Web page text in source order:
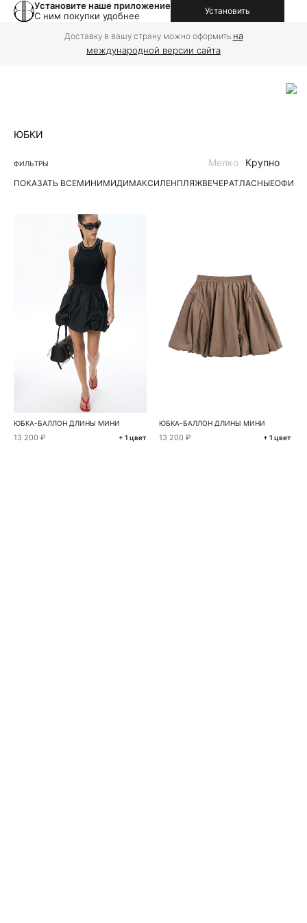
Установите наше приложение
С ним покупки удобнее
Установить
Доставку в вашу страну можно оформить на
международной версии сайта
ЮБКИ
ФИЛЬТРЫ
ПОКАЗАТЬ ВСЕМИНИМИДИМАКСИЛЕНПЛЯЖВЕЧЕРАТЛАСНЫЕОФИС
Мелко Крупно
ЮБКА-БАЛЛОН ДЛИНЫ МИНИ
13 200 ₽ + 1 цвет
ЮБКА-БАЛЛОН ДЛИНЫ МИНИ
13 200 ₽ + 1 цвет